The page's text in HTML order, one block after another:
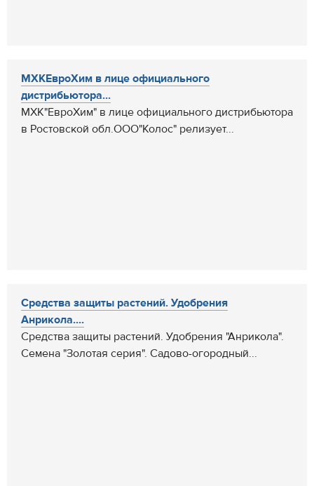
МХКЕвроХим в лице официального
дистрибьютора...
МХК"ЕвроХим" в лице официального дистрибьютора
в Ростовской обл.ООО"Колос" релизует...
Средства защиты растений. Удобрения
Анрикола....
Средства защиты растений. Удобрения "Анрикола".
Семена "Золотая серия". Садово-огородный...